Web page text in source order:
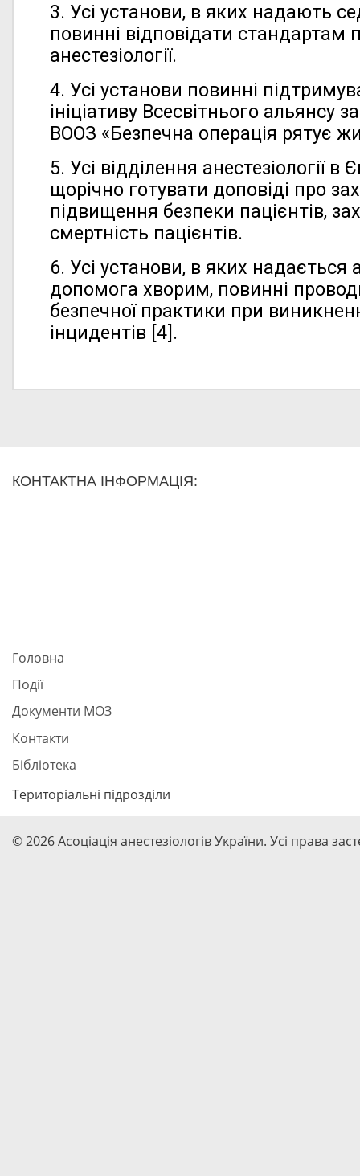
3. Усі установи, в яких надають
повинні відповідати стандартам
анестезіології.
4. Усі установи повинні
ініціативу Всесвітнього альянсу
ВООЗ «Безпечна операція рятує
5. Усі відділення анестезіології в
щорічно готувати доповіді про
підвищення безпеки пацієнтів,
смертність пацієнтів.
6. Усі установи, в яких надається
допомога хворим, повинні
безпечної практики при
інцидентів [4].
КОНТАКТНА ІНФОРМАЦІЯ:
Головна
Події
Документи МОЗ
Контакти
Бібліотека
Територіальні підрозділи
© 2026 Асоціація анестезіологів України. Усі права